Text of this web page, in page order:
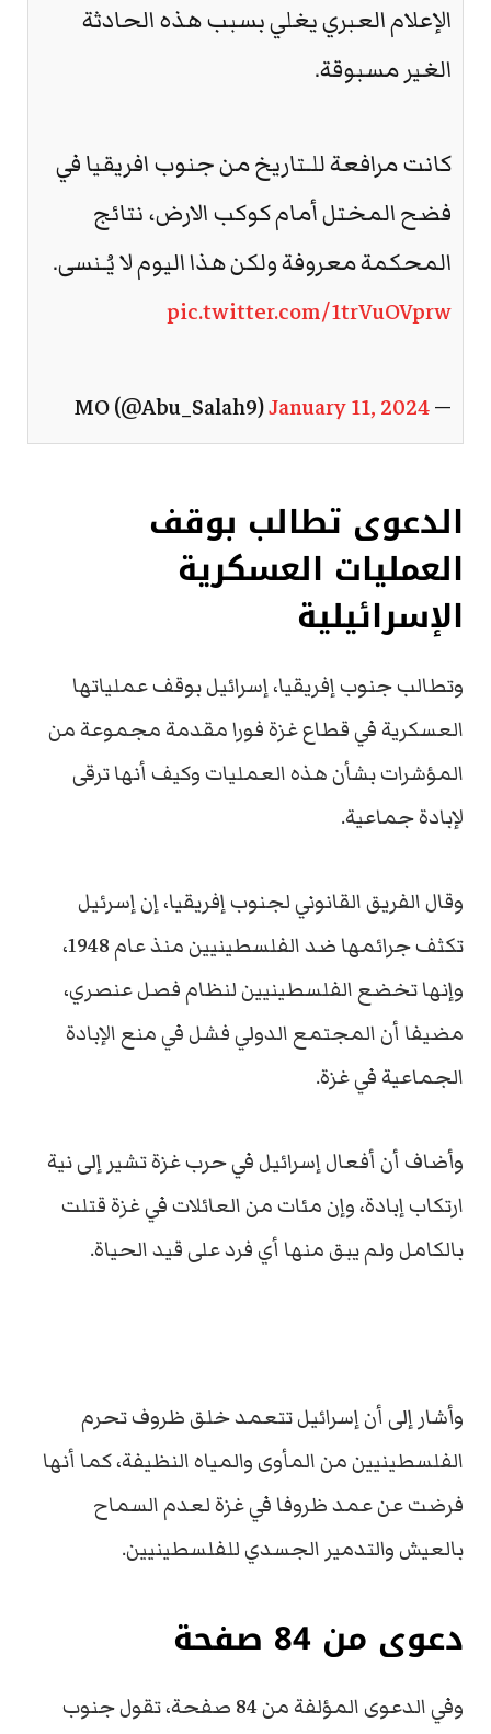
الإعلام العبري يغلي بسبب هذه الحادثة
الغير مسبوقة.
كانت مرافعة للـتاريخ من جنوب افريقيا في
فضح المختل أمام كوكب الارض، نتائج
المحكمة معروفة ولكن هذا اليوم لا يُـنسى.
pic.twitter.com/1trVuOVprw
— MO (@Abu_Salah9)
January 11, 2024
الدعوى تطالب بوقف
العمليات العسكرية
الإسرائيلية
وتطالب جنوب إفريقيا، إسرائيل بوقف عملياتها
العسكرية في قطاع غزة فورا مقدمة مجموعة من
المؤشرات بشأن هذه العمليات وكيف أنها ترقى
لإبادة جماعية.
وقال الفريق القانوني لجنوب إفريقيا، إن إسرئيل
تكثف جرائمها ضد الفلسطينيين منذ عام 1948،
وإنها تخضع الفلسطينيين لنظام فصل عنصري،
مضيفا أن المجتمع الدولي فشل في منع الإبادة
الجماعية في غزة.
وأضاف أن أفعال إسرائيل في حرب غزة تشير إلى نية
ارتكاب إبادة، وإن مئات من العائلات في غزة قتلت
بالكامل ولم يبق منها أي فرد على قيد الحياة.
وأشار إلى أن إسرائيل تتعمد خلق ظروف تحرم
الفلسطينيين من المأوى والمياه النظيفة، كما أنها
فرضت عن عمد ظروفا في غزة لعدم السماح
بالعيش والتدمير الجسدي للفلسطينيين.
دعوى من 84 صفحة
وفي الدعوى المؤلفة من 84 صفحة، تقول جنوب